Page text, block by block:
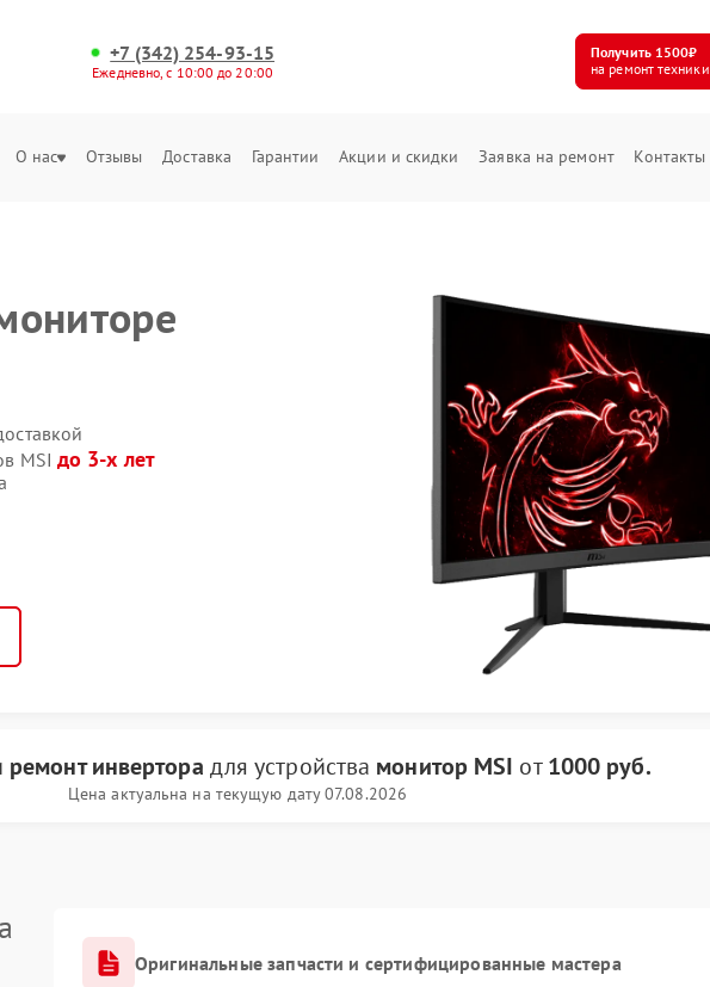
+7 (342) 254-93-15
Ежедневно, с 10:00 до 20:00
Получить 1500₽
на ремонт техники
О нас Отзывы Доставка Гарантии Акции и скидки Заявка на ремонт Контакты
MSI до 3-х лет
ремонт инвертора для устройства монитор MSI от1000 руб.
Цена актуальна на текущую дату 07.08.2026
Оригинальные запчасти и сертифицированные мастера